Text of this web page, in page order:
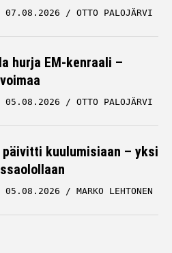
07.08.2026 OTTO PALOJÄRVI
hurja EM-kenraali –
05.08.2026 OTTO PALOJÄRVI
päivitti kuulumisiaan – yksi
05.08.2026 MARKO LEHTONEN